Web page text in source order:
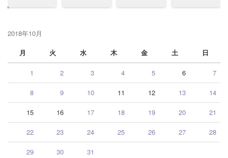
2018年10月
月
火 水 木 金 土 日
1 2 3 4 5 6 7
8 9 10 11 12 13 14
15 16 17 18 19 20 21
22 23 24 25 26 27 28
29 30 31